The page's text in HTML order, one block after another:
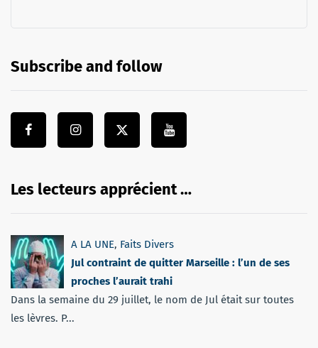
Subscribe and follow
Les lecteurs apprécient …
A LA UNE, Faits Divers
Jul contraint de quitter Marseille : l’un de ses
proches l’aurait trahi
Dans la semaine du 29 juillet, le nom de Jul était sur toutes
les lèvres. P...